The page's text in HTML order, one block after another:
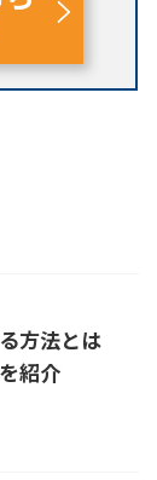
方法とは
紹介